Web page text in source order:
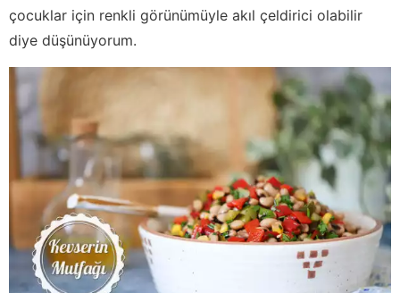
çocuklar için renkli görünümüyle akıl çeldirici olabilir
diye düşünüyorum.